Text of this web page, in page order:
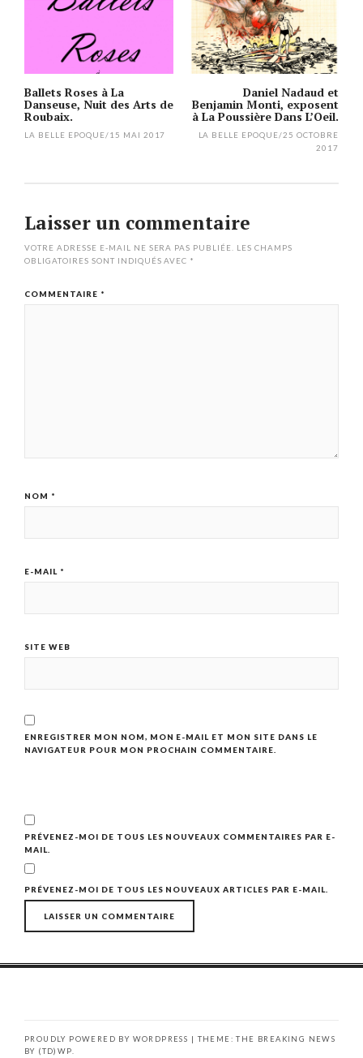
navigation
Daniel Nadaud et
Benjamin Monti, exposent
à La Poussière Dans L’Oeil.
LA BELLE EPOQUE/25 OCTOBRE
2017
Ballets Roses à La
Danseuse, Nuit des Arts de
Roubaix.
LA BELLE EPOQUE/15 MAI 2017
Laisser un commentaire
VOTRE ADRESSE E-MAIL NE SERA PAS PUBLIÉE.
LES CHAMPS
OBLIGATOIRES SONT INDIQUÉS AVEC *
COMMENTAIRE *
NOM *
E-MAIL *
SITE WEB
ENREGISTRER MON NOM, MON E-MAIL ET MON SITE DANS LE
NAVIGATEUR POUR MON PROCHAIN COMMENTAIRE.
PRÉVENEZ-MOI DE TOUS LES NOUVEAUX COMMENTAIRES PAR E-
MAIL.
PRÉVENEZ-MOI DE TOUS LES NOUVEAUX ARTICLES PAR E-MAIL.
PROUDLY POWERED BY WORDPRESS | THEME: THE BREAKING NEWS
BY (TD)WP